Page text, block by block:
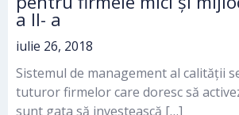
a II- a
iulie 26, 2018
Sistemul de management al calității
tuturor firmelor care doresc să
sunt gata să investească […]